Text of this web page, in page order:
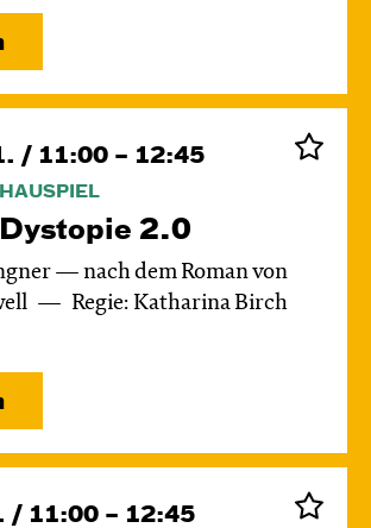
/ 11:00 – 12:45
2.0
— nach dem Roman von
Regie: Katharina Birch
/ 11:00 – 12:45